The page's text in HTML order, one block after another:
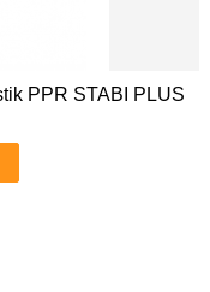
PPR STABI PLUS